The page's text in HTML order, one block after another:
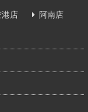
港店 阿南店